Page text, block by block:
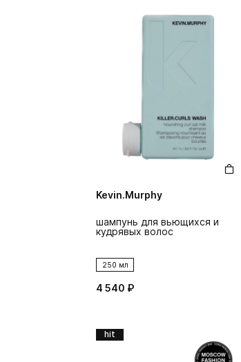
Kevin.Murphy
шампунь для вьющихся и
кудрявых волос
250 мл
4 540 ₽
hit